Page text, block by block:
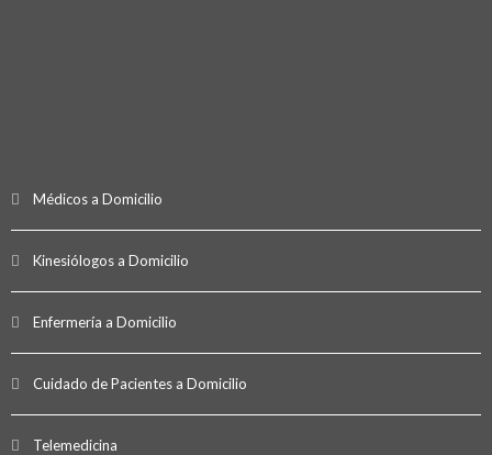
Médicos a Domicilio
Kinesiólogos a Domicilio
Enfermería a Domicilio
Cuidado de Pacientes a Domicilio
Telemedicina